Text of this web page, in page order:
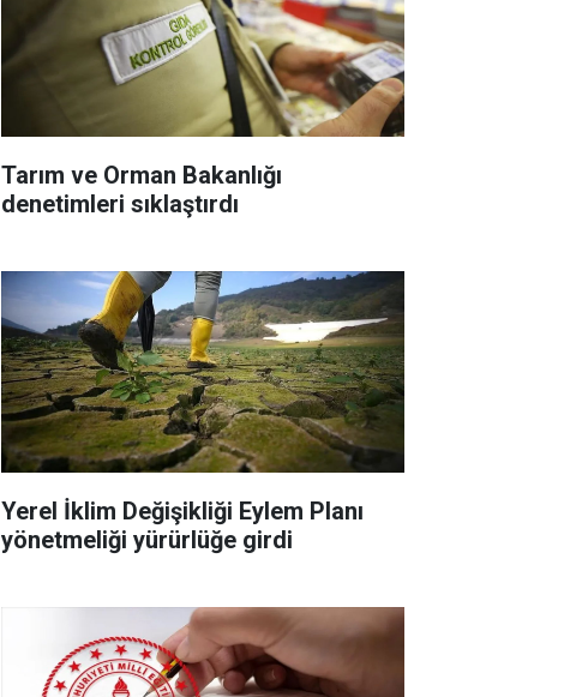
Tarım ve Orman Bakanlığı
denetimleri sıklaştırdı
Yerel İklim Değişikliği Eylem Planı
yönetmeliği yürürlüğe girdi